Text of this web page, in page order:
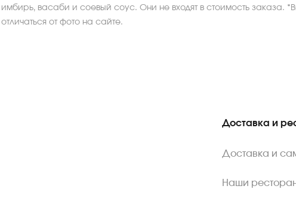
имбирь, васаби и соевый соус. Они не входят в стоимость заказа.
отличаться от фото на сайте.
Доставка и
Доставка и
Наши